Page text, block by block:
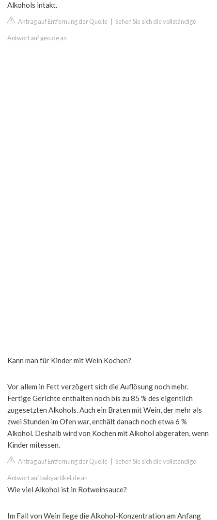
Alkohols intakt.
Antrag auf Entfernung der Quelle Sehen Sie sich die vollständige
Antwort auf geo.de an
Kann man für Kinder mit Wein Kochen?
Vor allem in Fett verzögert sich die Auflösung noch mehr.
Fertige Gerichte enthalten noch bis zu 85 % des eigentlich
zugesetzten Alkohols. Auch ein Braten mit Wein, der mehr als
zwei Stunden im Ofen war, enthält danach noch etwa 6 %
Alkohol. Deshalb wird von Kochen mit Alkohol abgeraten, wenn
Kinder mitessen.
Antrag auf Entfernung der Quelle Sehen Sie sich die vollständige
Antwort auf babyartikel.de an
Wie viel Alkohol ist in Rotweinsauce?
Im Fall von Wein liege die Alkohol-Konzentration am Anfang